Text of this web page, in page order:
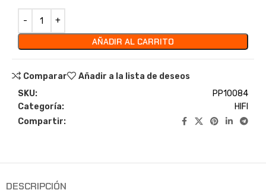
AÑADIR AL CARRITO
Comparar
Añadir a la lista de deseos
SKU:
PP10084
Categoría:
HIFI
Compartir:
DESCRIPCIÓN